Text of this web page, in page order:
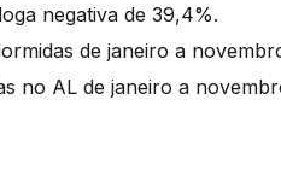
negativa de 39,4%.
de janeiro a
no AL de janeiro a